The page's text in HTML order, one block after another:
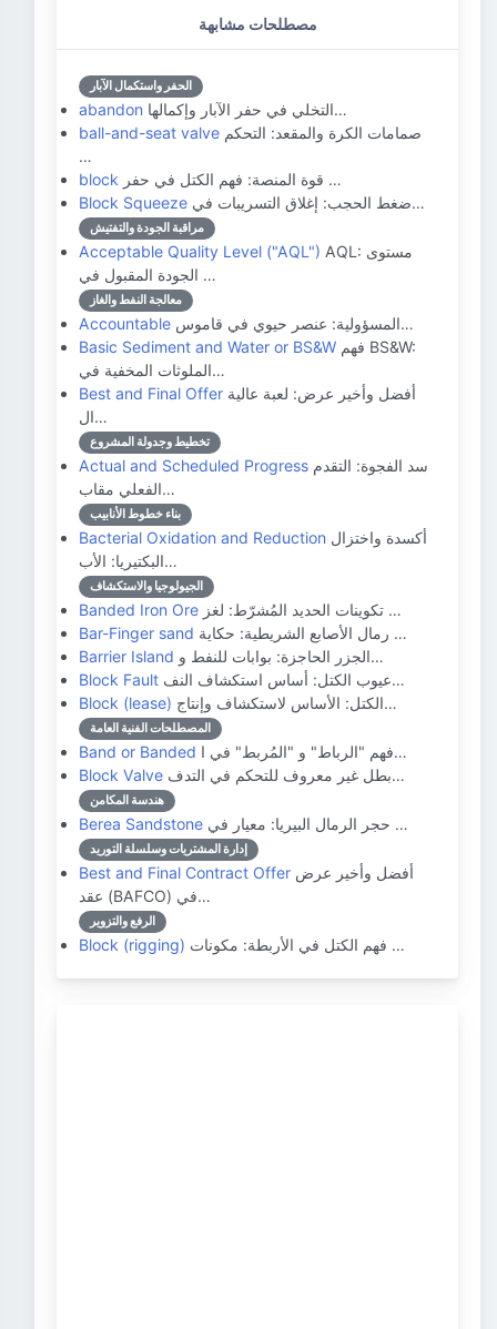
مصطلحات مشابهة
الحفر واستكمال الآبار
abandon
التخلي في حفر الآبار وإكمالها…
ball-and-seat valve
…
block
قوة المنصة: فهم الكتل في حفر …
Block Squeeze
ضغط الحجب: إغلاق التسريبات في…
مراقبة الجودة والتفتيش
Acceptable Quality Level ("AQL") AQL: مستوى
الجودة المقبول في …
معالجة النفط والغاز
Accountable
المسؤولية: عنصر حيوي في قاموس…
Basic Sediment and Water or BS&W
الملوثات المخفية في…
Best and Final Offer
ال…
تخطيط وجدولة المشروع
Actual and Scheduled Progress
الفعلي مقاب…
بناء خطوط الأنابيب
Bacterial Oxidation and Reduction
البكتيريا: الأب…
الجيولوجيا والاستكشاف
Banded Iron Ore
تكوينات الحديد المُشرّط: لغز …
Bar-Finger sand
رمال الأصابع الشريطية: حكاية …
Barrier Island
الجزر الحاجزة: بوابات للنفط و…
Block Fault
عيوب الكتل: أساس استكشاف النف…
Block (lease)
الكتل: الأساس لاستكشاف وإنتاج…
المصطلحات الفنية العامة
Band or Banded
فهم "الرباط" و "المُربط" في ا…
Block Valve
بطل غير معروف للتحكم في التدف…
هندسة المكامن
Berea Sandstone حجر الرمال البيريا: معيار في …
إدارة المشتريات وسلسلة التوريد
Best and Final Contract Offer
عقد (BAFCO) في…
الرفع والتزوير
Block (rigging) فهم الكتل في الأربطة: مكونات …